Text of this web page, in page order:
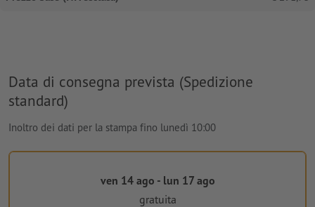
Data di consegna prevista (Spedizione
standard)
Inoltro dei dati per la stampa fino lunedì 10:00
ven 14 ago - lun 17 ago
gratuita